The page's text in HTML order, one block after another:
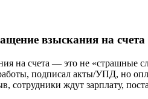
взыскания на счета
на счета — это не «страшные
подписал акты/УПД, но
сотрудники ждут зарплату,